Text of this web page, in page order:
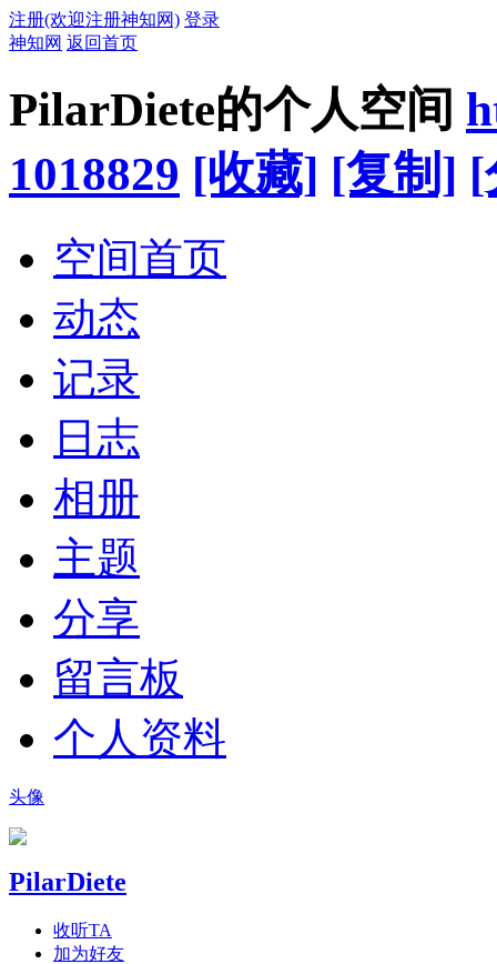
注册(欢迎注册神知网) 登录
神知网 返回首页
PilarDiete的个人空间
1018829 [收藏] [复制] [
空间首页
动态
记录
日志
相册
主题
分享
留言板
个人资料
头像
PilarDiete
收听TA
加为好友